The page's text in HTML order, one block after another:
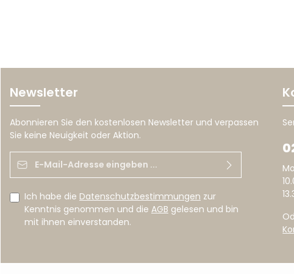
Newsletter
Abonnieren Sie den kostenlosen Newsletter und verpassen
Sie keine Neuigkeit oder Aktion.
Ich habe die Datenschutzbestimmungen zur
Kenntnis genommen und die AGB gelesen und bin
mit ihnen einverstanden.